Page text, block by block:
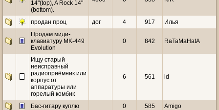
14"(top), A Rock 14"
(bottom).
продан проц дог 4 917
Илья
Продам миди-
клавиатуру MK-449
Evolution
0 842 RaTaMaHatA
Ищу старый
неисправный
радиоприёмник или
корпус от
аппаратуры или
горелый комбик
6 561 id
Бас-гитару куплю 0 585
Amigo